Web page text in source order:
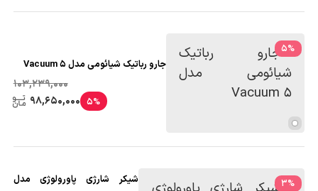
%
5
جارو رباتیک شیائومی مدل Vacuum 5
103,239,000
5%
98,650,000
%
3
شیکر شارژی پاورولوژی مدل